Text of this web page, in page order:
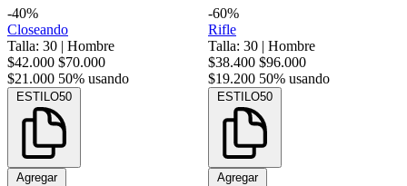
-40%
Closeando
Talla: 30 | Hombre
$42.000 $70.000
$21.000 50% usando
ESTILO50
Agregar
-60%
Rifle
Talla: 30 | Hombre
$38.400 $96.000
$19.200 50% usando
ESTILO50
Agregar